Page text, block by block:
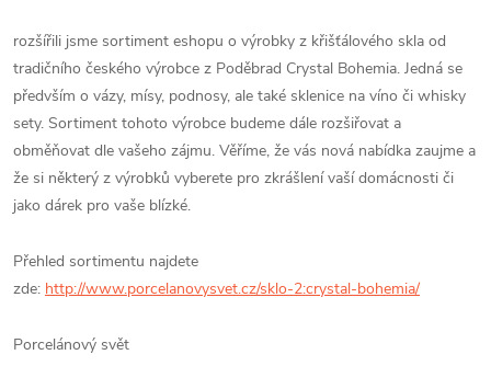
rozšířili jsme sortiment eshopu o výrobky z křišťálového skla od
tradičního českého výrobce z Poděbrad Crystal Bohemia. Jedná se
předvším o vázy, mísy, podnosy, ale také sklenice na víno či whisky
sety. Sortiment tohoto výrobce budeme dále rozšiřovat a
obměňovat dle vašeho zájmu. Věříme, že vás nová nabídka zaujme a
že si některý z výrobků vyberete pro zkrášlení vaší domácnosti či
jako dárek pro vaše blízké.
Přehled sortimentu najdete
zde: http://www.porcelanovysvet.cz/sklo-2:crystal-bohemia/
Porcelánový svět